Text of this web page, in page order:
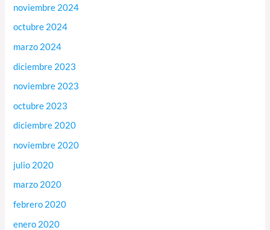
noviembre 2024
octubre 2024
marzo 2024
diciembre 2023
noviembre 2023
octubre 2023
diciembre 2020
noviembre 2020
julio 2020
marzo 2020
febrero 2020
enero 2020